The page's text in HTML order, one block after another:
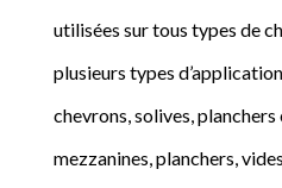
utilisées sur tous types de
plusieurs types
chevrons, solives,
mezzanines, planchers,